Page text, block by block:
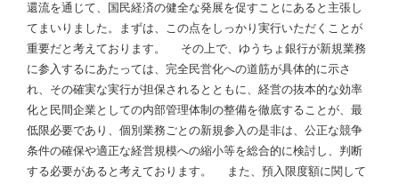
還流を通じて、国民経済の健全な発展を促すことにあると主張し
てまいりました。まずは、この点をしっかり実行いただくことが
重要だと考えております。 その上で、ゆうちょ銀行が新規業務
に参入するにあたっては、完全民営化への道筋が具体的に示さ
れ、その確実な実行が担保されるとともに、経営の抜本的な効率
化と民間企業としての内部管理体制の整備を徹底することが、最
低限必要であり、個別業務ごとの新規参入の是非は、公正な競争
条件の確保や適正な経営規模への縮小等を総合的に検討し、判断
する必要があると考えております。 また、預入限度額に関して